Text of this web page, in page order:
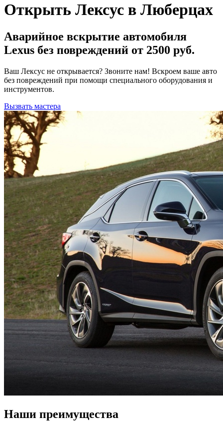
Открыть Лексус в Люберцах
Аварийное вскрытие автомобиля
Lexus без повреждений от 2500 руб.
Ваш Лексус не открывается? Звоните нам! Вскроем ваше авто
без повреждений при помощи специального оборудования и
инструментов.
Вызвать мастера
Наши преимущества